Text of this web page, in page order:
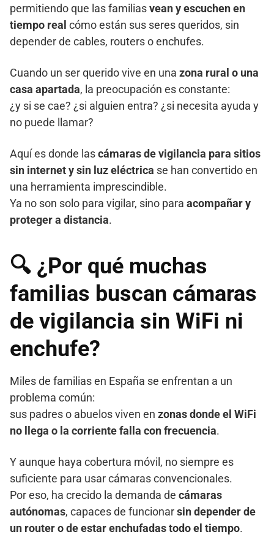
permitiendo que las familiasvean y escuchen en
tiempo real cómo están sus seres queridos, sin
depender de cables, routers o enchufes.
Cuando un ser querido vive en una zona rural o una
casa apartada, la preocupación es constante:
¿y si se cae? ¿si alguien entra? ¿si necesita ayuda y
no puede llamar?
Aquí es donde lascámaras de vigilancia para sitios
sin internet y sin luz eléctrica se han convertido en
una herramienta imprescindible.
Ya no son solo para vigilar, sino para acompañar y
proteger a distancia.
🔍 ¿Por qué muchas
familias buscan cámaras
de vigilancia sin WiFi ni
enchufe?
Miles de familias en España se enfrentan a un
problema común:
sus padres o abuelos viven en zonas donde el WiFi
no llega o la corriente falla con frecuencia.
Y aunque haya cobertura móvil, no siempre es
suficiente para usar cámaras convencionales.
Por eso, ha crecido la demanda de cámaras
autónomas, capaces de funcionarsin depender de
un router o de estar enchufadas todo el tiempo.